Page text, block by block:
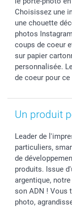
Saint-Valentin
Vacances
Gestion des
Tarifs
Investisseurs
Droit de
Grandes
Statut de ma
Choisissez une
une chouette
photos
coups de coeur
sur papier
personnalisée.
de coeur pour
Un produit
Leader de
particuliers,
de
produits. Issue
argentique,
son ADN ! Vous
photo,